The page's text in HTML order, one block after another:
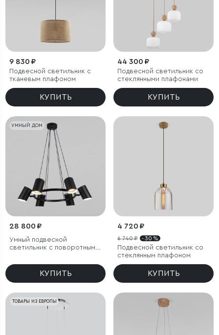
9 830 ₽
Подвесной светильник с
тканевым плафоном
КУПИТЬ
44 300 ₽
Подвесной светильник со
стеклянными плафонами
КУПИТЬ
УМНЫЙ ДОМ
28 800 ₽
Умный подвесной
светильник с поворотным
КУПИТЬ
4 720 ₽
6 740 ₽ - 30 %
Подвесной светильник со
стеклянным плафоном
КУПИТЬ
ТОВАРЫ ИЗ ЕВРОПЫ